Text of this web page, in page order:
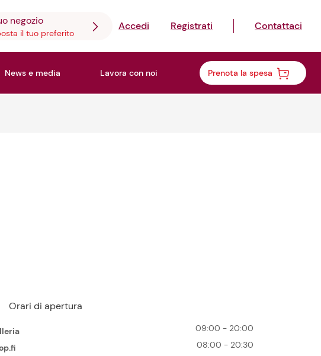
negozio
il tuo preferito
Accedi Registrati Contattaci
News e media Lavora con noi Prenota la spesa
Orari di apertura
09:00 - 20:00
08:00 - 20:30